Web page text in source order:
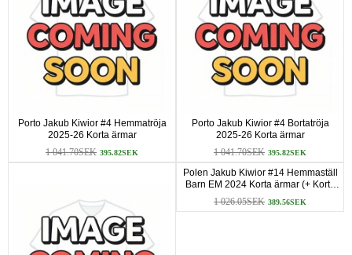
Porto Jakub Kiwior #4 Hemmatröja
2025-26 Korta ärmar
1 041.70SEK 395.82SEK
Porto Jakub Kiwior #4 Bortatröja
2025-26 Korta ärmar
1 041.70SEK 395.82SEK
Polen Jakub Kiwior #14 Hemmaställ
Barn EM 2024 Korta ärmar (+ Korta
byxor)
1 026.05SEK 389.56SEK